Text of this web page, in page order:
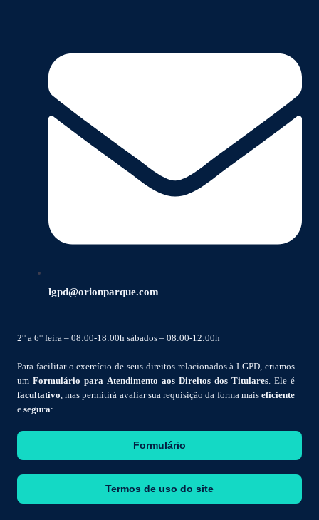
lgpd@orionparque.com
2° a 6° feira – 08:00-18:00h sábados – 08:00-12:00h
Para facilitar o exercício de seus direitos relacionados à LGPD, criamos
um Formulário para Atendimento aos Direitos dos Titulares. Ele é
facultativo, mas permitirá avaliar sua requisição da forma mais eficiente
e segura:
Formulário
Termos de uso do site